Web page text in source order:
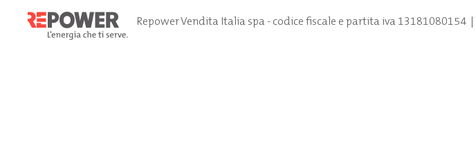
Repower Vendita Italia spa - codice fiscale e partita iva 13181080154|